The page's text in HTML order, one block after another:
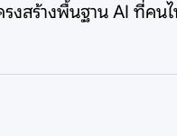
งสร้างพื้นฐาน AI ที่ค